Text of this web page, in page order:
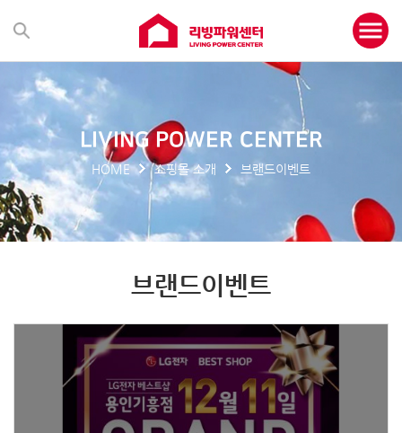
LIVING POWER CENTER
HOME 쇼핑몰 소개 브랜드이벤트
브랜드이벤트